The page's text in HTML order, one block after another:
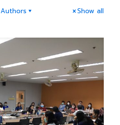
Authors Show all